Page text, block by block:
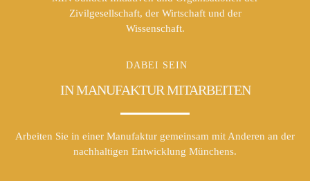
Zivilgesellschaft, der Wirtschaft und der
Wissenschaft.
DABEI SEIN
IN MANUFAKTUR MITARBEITEN
Arbeiten Sie in einer Manufaktur gemeinsam mit Anderen an der
nachhaltigen Entwicklung Münchens.